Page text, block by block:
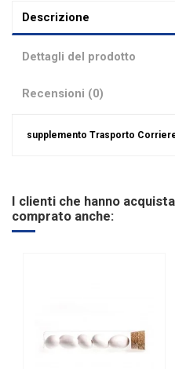
Descrizione
Dettagli del prodotto
Recensioni (0)
supplemento Trasporto
I clienti che hanno
comprato anche: